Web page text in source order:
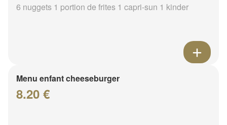
6 nuggets 1 portion de frites 1 capri-sun 1 kinder
Menu enfant cheeseburger
8.20 €